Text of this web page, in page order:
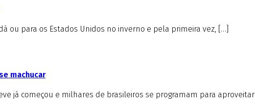
ou para os Estados Unidos no inverno e pela primeira vez, […]
machucar
já começou e milhares de brasileiros se programam para aproveitar